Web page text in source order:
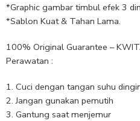
*Graphic gambar timbul efek 3
*Sablon Kuat & Tahan Lama.
100% Original Guarantee –
Perawatan :
Cuci dengan tangan suhu
Jangan gunakan pemutih
Gantung saat menjemur